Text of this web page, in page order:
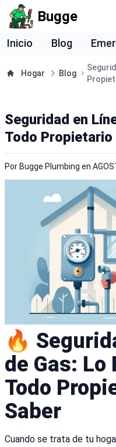
Bugge
Inicio Blog
Hogar Blog
Seguridad en
Todo Propietario
Por Bugge Plumbing en
🔥
de Gas: Lo
Todo
Saber
Cuando se trata de tu